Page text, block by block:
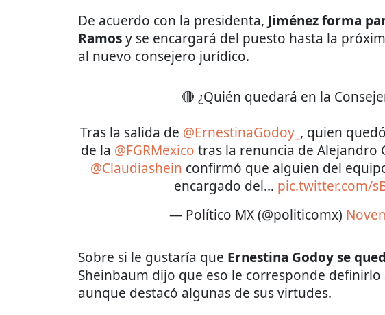
De acuerdo con la presidenta, Jiménez forma
Ramosy se encargará del puesto hasta la
al nuevo consejero jurídico.
🔴 ¿Quién quedará en la
Tras la salida de @ErnestinaGodoy_ , quien
de la @FGRMexico tras la renuncia de Alejandro
@Claudiashein confirmó que alguien del
encargado del… pic.twitter.com/
— Político MX (@politicomx)
Sobre si le gustaría que Ernestina Godoy se
Sheinbaum dijo que eso le corresponde definirlo
aunque destacó algunas de sus virtudes.